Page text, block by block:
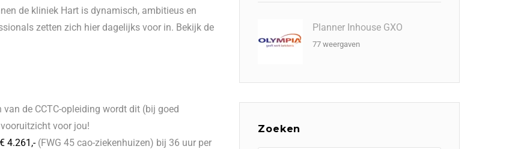
de kliniek Hart is dynamisch, ambitieus en
zetten zich hier dagelijks voor in. Bekijk de
de CCTC-opleiding wordt dit (bij goed
voor jou!
4.261,-(FWG 45 cao-ziekenhuizen) bij 36 uur per
Planner Inhouse GXO
77 weergaven
Zoeken